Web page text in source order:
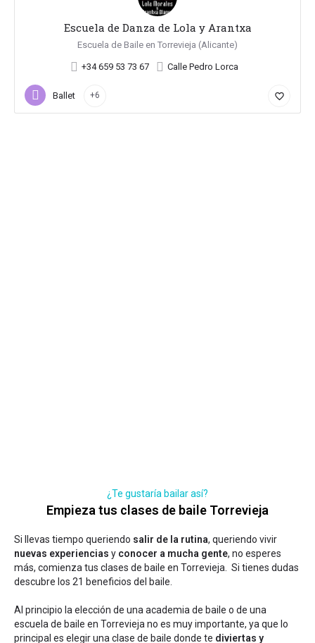
Escuela de Danza de Lola y Arantxa
Escuela de Baile en Torrevieja (Alicante)
+34 659 53 73 67 Calle Pedro Lorca
Ballet +6 favorite_border
¿Te gustaría bailar así?
Empieza tus clases de baile Torrevieja
Si llevas tiempo queriendo salir de la rutina, queriendo vivir
nuevas experiencias y conocer a mucha gente, no esperes
más, comienza tus clases de baile en Torrevieja. Si tienes dudas
descubre los 21 beneficios del baile.
Al principio la elección de una academia de baile o de una
escuela de baile en Torrevieja no es muy importante, ya que lo
principal es elegir una clase de baile donde te diviertas y